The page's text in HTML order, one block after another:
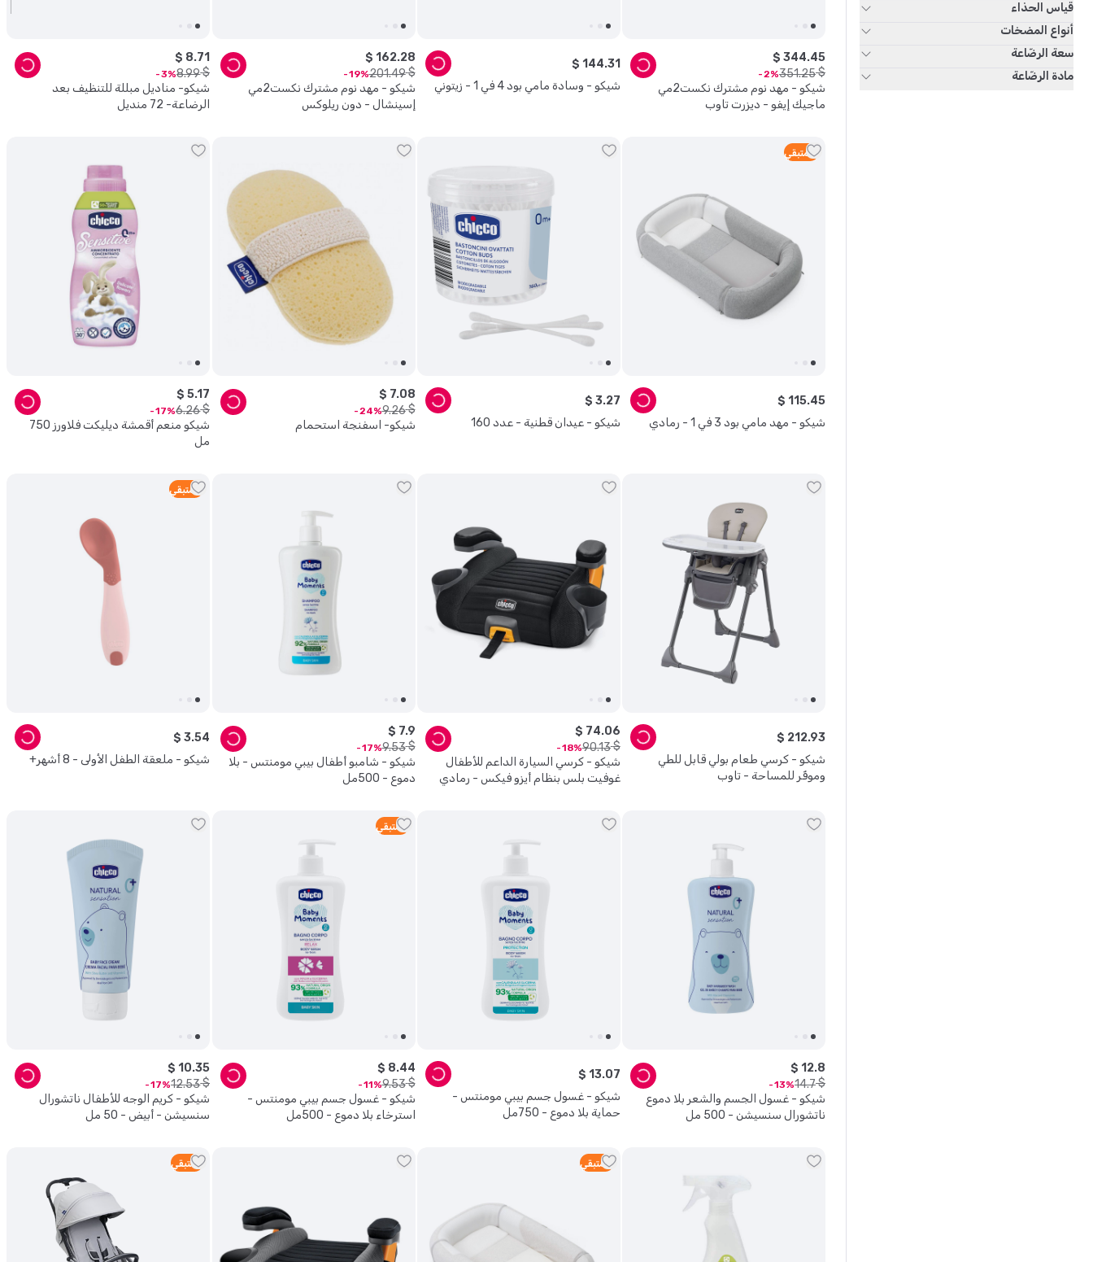
قياس الحذاء
أنواع المضخات
سعة الرضّاعة
مادة الرضّاعة
شيكو - مهد نوم مشترك نكست2مي
ماجيك إيفو - ديزرت تاوب
$ 344.45
$
351.25
2
شيكو - وسادة مامي بود 4 في 1 - زيتوني
$ 144.31
شيكو - مهد نوم مشترك نكست2مي
إسينشال - دون ريلوكس
$ 162.28
$
201.49
19
شيكو- مناديل مبللة للتنظيف بعد
الرضاعة- 72 منديل
$ 8.71
$
8.99
3
4 متبقي
شيكو - مهد مامي بود 3 في 1 - رمادي
$ 115.45
شيكو - عيدان قطنية - عدد 160
$ 3.27
شيكو- اسفنجة استحمام
$ 7.08
$
9.26
24
شيكو منعم أقمشة ديليكت فلاورز 750
مل
$ 5.17
$
6.26
17
شيكو - كرسي طعام بولي قابل للطي
وموفّر للمساحة - تاوب
$ 212.93
شيكو - كرسي السيارة الداعم للأطفال
غوفيت بلس بنظام أيزو فيكس - رمادي
$ 74.06
$
90.13
18
شيكو - شامبو أطفال بيبي مومنتس - بلا
دموع - 500مل
$ 7.9
$
9.53
17
2 متبقي
شيكو - ملعقة الطفل الأولى - 8 أشهر+
$ 3.54
شيكو - غسول الجسم والشعر بلا دموع
ناتشورال سنسيشن - 500 مل
$ 12.8
$
14.7
13
شيكو - غسول جسم بيبي مومنتس -
حماية بلا دموع - 750مل
$ 13.07
5 متبقي
شيكو - غسول جسم بيبي مومنتس -
استرخاء بلا دموع - 500مل
$ 8.44
$
9.53
11
شيكو - كريم الوجه للأطفال ناتشورال
سنسيشن - أبيض - 50 مل
$ 10.35
$
12.53
17
2 متبقي 1 متبقي